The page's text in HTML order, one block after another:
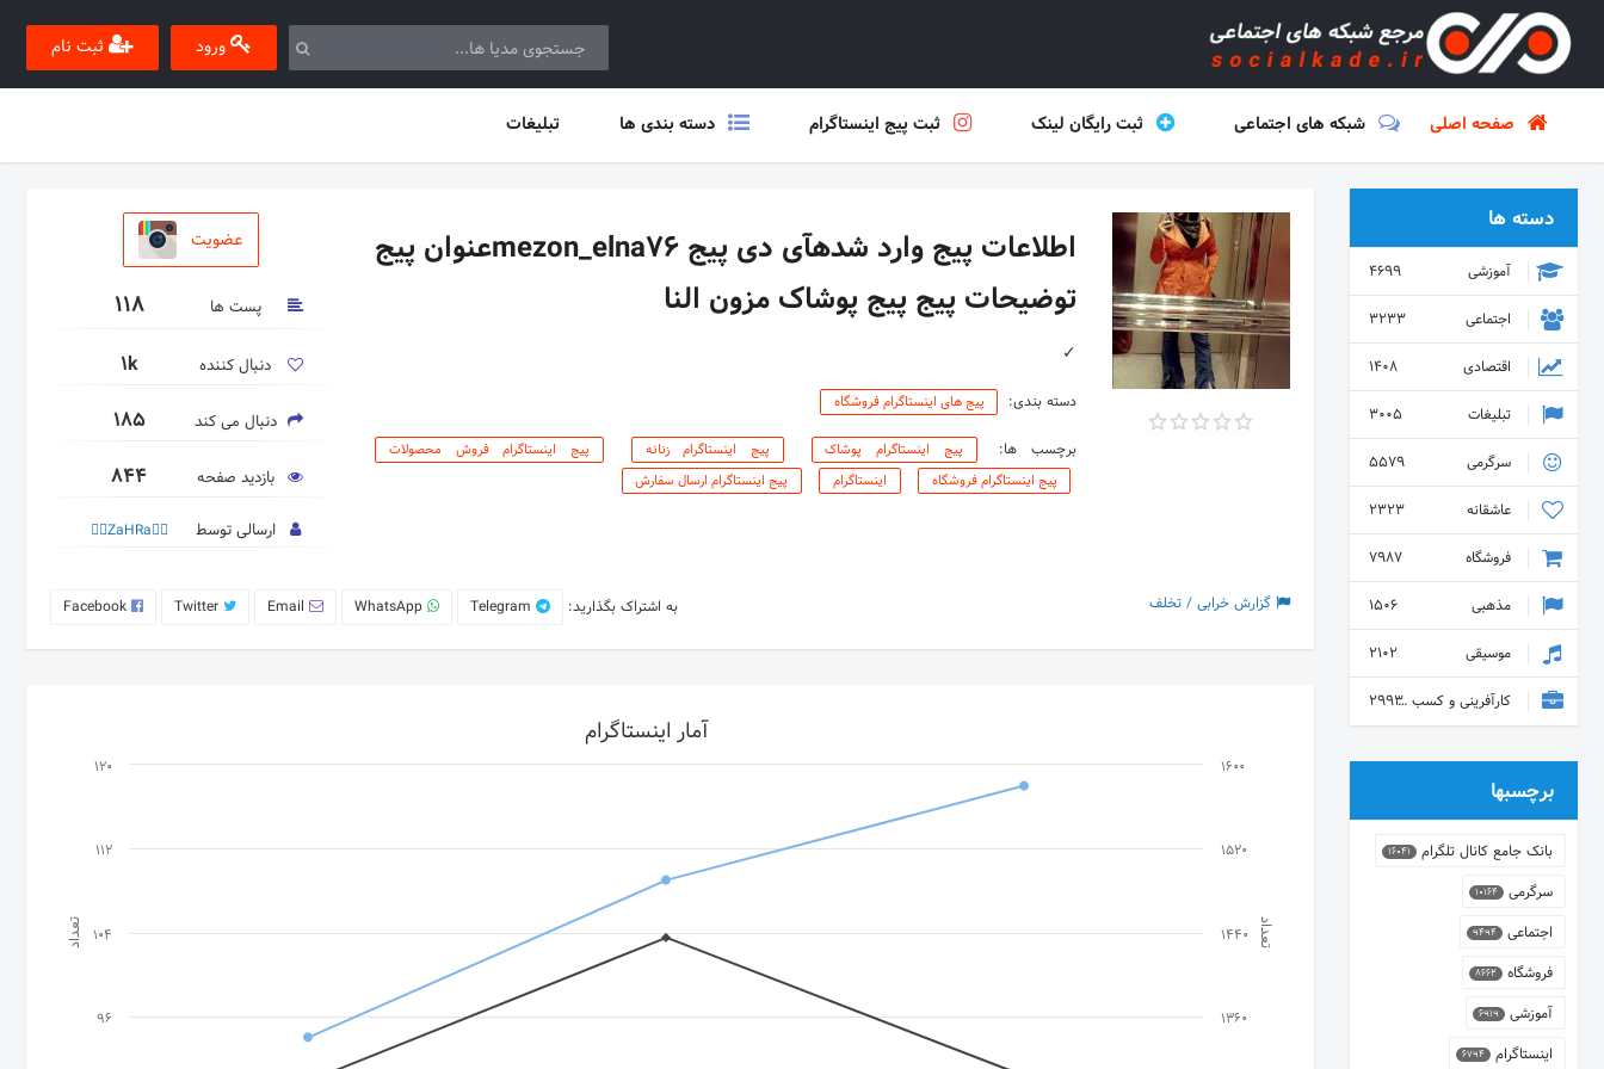
ورود ثبت نام
صفحه اصلی شبکه های اجتماعی ثبت رایگان لینک ثبت پیج اینستاگرام دسته بندی ها تبلیغات
اطلاعات پیج وارد شدهآی دی پیج mezon_elna76عنوان پیج
توضیحات پیج پیج پوشاک مزون النا
✓
دسته بندی: پیج های اینستاگرام فروشگاه
برچسب ها: پیج اینستاگرام پوشاک پیج اینستاگرام زنانه
پیج اینستاگرام فروش محصولات
پیج اینستاگرام فروشگاه
اینستاگرام پیج اینستاگرام ارسال سفارش
عضویت
پست ها 118
دنبال کننده 1k
دنبال می کند 185
بازدید صفحه 844
ارسالی توسط 🧚‍♀️ZaHRa🧚‍♀️
به اشتراک بگذارید: Telegram
WhatsApp
Email
Twitter
Facebook گزارش خرابی / تخلف
تعداد تعداد
آمار اینستاگرام
96
104
112
120
1360
1440
1520
1600
دسته ها
آموزشی
4699
اجتماعی
3233
اقتصادی
1408
تبلیغات
3005
سرگرمی
5579
عاشقانه
2323
فروشگاه
7987
مذهبی
1506
موسیقی
2102
کارآفرینی و کسب و کار 2993
برچسبها
بانک جامع کانال تلگرام 16041
سرگرمی 10164
اجتماعی 9494
فروشگاه 8662
آموزشی 6919
اینستاگرام 6794